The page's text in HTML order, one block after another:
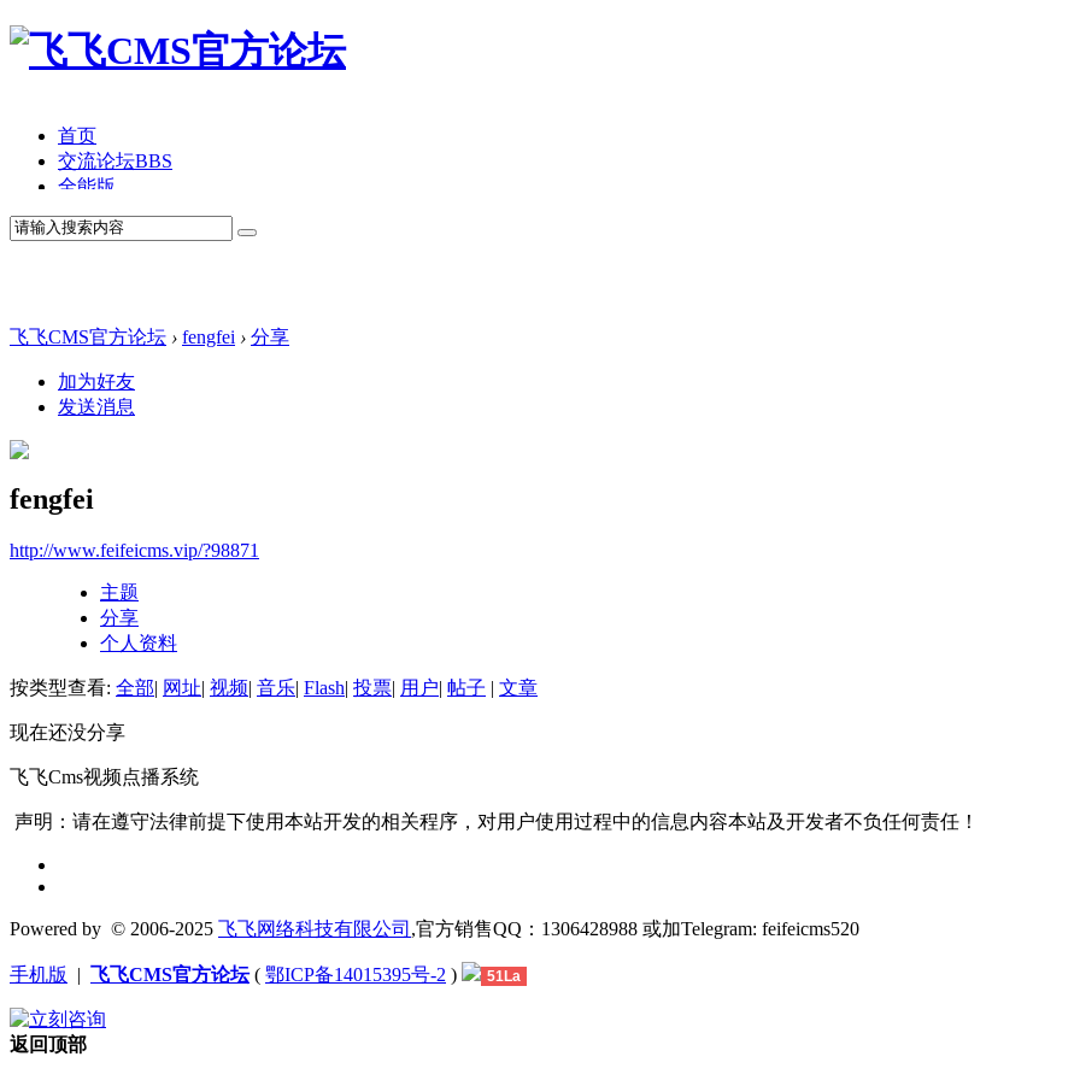
首页
交流论坛BBS
全能版
TV版
产品价格
飞飞CMS官方论坛 › fengfei › 分享
加为好友
发送消息
fengfei
http://www.feifeicms.vip/?98871
主题
分享
个人资料
按类型查看: 全部| 网址| 视频| 音乐| Flash| 投票| 用户| 帖子 | 文章
现在还没分享
飞飞Cms视频点播系统
声明：请在遵守法律前提下使用本站开发的相关程序，对用户使用过程中的信息内容本站及开发者不负任何责任！
Powered by © 2006-2025 飞飞网络科技有限公司 ,官方销售QQ：1306428988 或加Telegram: feifeicms520
手机版 | 飞飞CMS官方论坛( 鄂ICP备14015395号-2 ) 51La
返回顶部